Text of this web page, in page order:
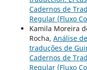
Cadernos de
Regular (Fluxo
Kamila Moreira
Rocha, Análise
traduções de
Cadernos de
Regular (Fluxo